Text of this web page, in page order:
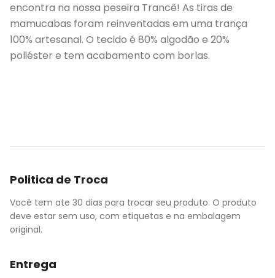
encontra na nossa peseira Trancê! As tiras de
mamucabas foram reinventadas em uma trança
100% artesanal. O tecido é 80% algodão e 20%
poliéster e tem acabamento com borlas.
Politica de Troca
Você tem ate 30 dias para trocar seu produto. O produto
deve estar sem uso, com etiquetas e na embalagem
original.
Entrega